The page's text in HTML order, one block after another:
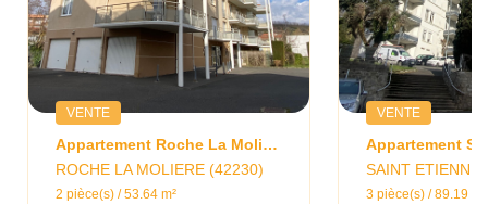
VENTE
Appartement Roche La Moliere 2 Pièce(s) 51 M2
ROCHE LA MOLIERE (42230)
2 pièce(s) / 53.64 m²
VENTE
SAINT ETIENNE
3 pièce(s) / 89.19 m²